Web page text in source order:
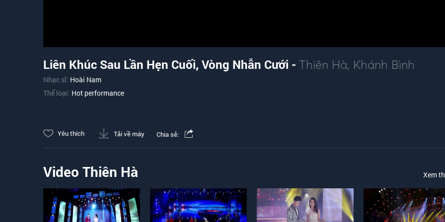
Liên Khúc Sau Lần Hẹn Cuối, Vòng Nhẫn Cưới - Thiên Hà, Khánh Bình
Nhạc sĩ: Hoài Nam
Thể loại: Hot performance
Yêu thích Tải về máy Chia sẻ:
Video Thiên Hà Xem